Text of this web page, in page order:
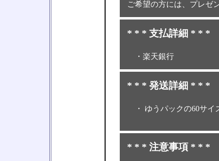
ご希望の方には、プレゼ
* * * 支払詳細 * * *
・楽天銀行
* * * 発送詳細 * * *
・ ゆうパックの60サイ
* * * 注意事項 * * *